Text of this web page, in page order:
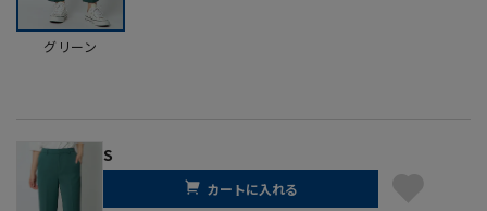
グリーン
S
カートに入れる